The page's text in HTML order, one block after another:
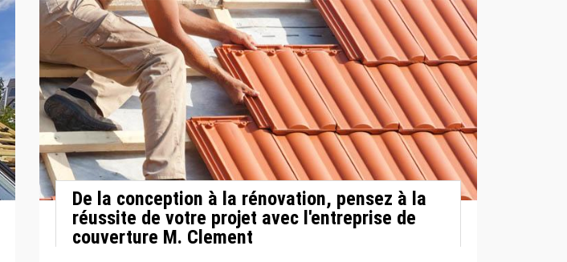
De la conception à la rénovation, pensez à la
réussite de votre projet avec l'entreprise de
couverture M. Clement